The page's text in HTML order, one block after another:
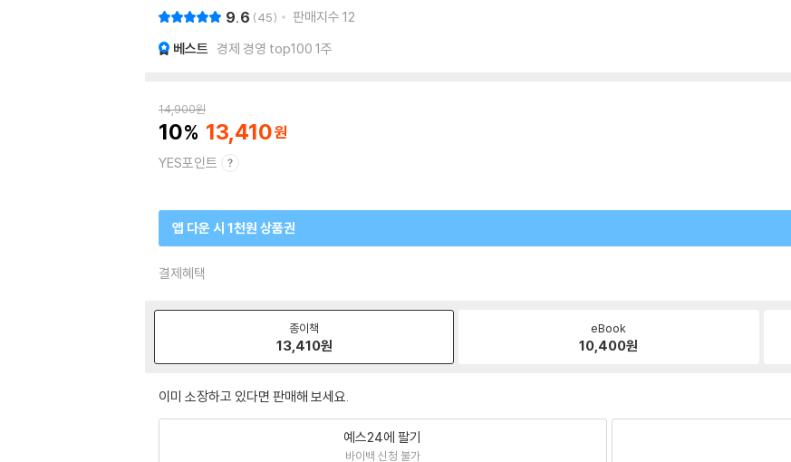
9.6 45 판매지수 12
베스트 경제 경영 top100 1주
14,900원
10 13,410
YES포인트
앱 다운 시 1천원 상품권
결제혜택
종이책
13,410원
eBook
10,400원
이미 소장하고 있다면 판매해 보세요.
예스24에 팔기
바이백 신청 불가